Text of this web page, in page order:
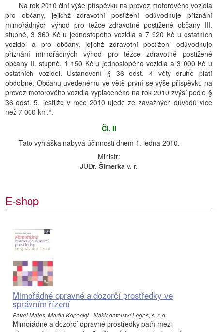
Na rok 2010 činí výše příspěvku na provoz motorového vozidla
pro občany, jejichž zdravotní postižení odůvodňuje přiznání
mimořádných výhod pro těžce zdravotně postižené občany III.
stupně, 3 360 Kč u jednostopého vozidla a 7 920 Kč u ostatních
vozidel a pro občany, jejichž zdravotní postižení odůvodňuje
přiznání mimořádných výhod pro těžce zdravotně postižené
občany II. stupně, 1 150 Kč u jednostopého vozidla a 3 000 Kč u
ostatních vozidel. Ustanovení § 36 odst. 4 věty druhé platí
obdobně. Občanu uvedenému ve větě první se výše příspěvku na
provoz motorového vozidla vyplaceného na rok 2010 zvýší podle §
36 odst. 5, jestliže v roce 2010 ujede ze závažných důvodů více
než 7 000 km.“.
Čl. II
Tato vyhláška nabývá účinnosti dnem 1. ledna 2010.
Ministr:
JUDr. Šimerka v. r.
E-shop
Mimořádné opravné a dozorčí prostředky ve
správním řízení
Pavel Mates, Martin Kopecký - Nakladatelství Leges, s. r. o.
Mimořádné a dozorčí opravné prostředky patří mezi